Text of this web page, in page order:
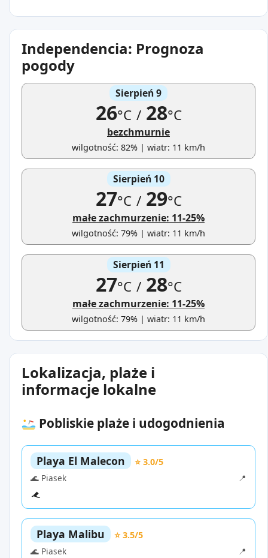
Independencia: Prognoza
pogody
Sierpień 9
26°C /28°C
bezchmurnie
wilgotność: 82% | wiatr: 11 km/h
Sierpień 10
27°C /29°C
małe zachmurzenie: 11-25%
wilgotność: 79% | wiatr: 11 km/h
Sierpień 11
27°C /28°C
małe zachmurzenie: 11-25%
wilgotność: 79% | wiatr: 11 km/h
Lokalizacja, plaże i
informacje lokalne
Pobliskie plaże i udogodnienia
Playa El Malecon
⭐ 3.0/5
🌊 Piasek
📍
Playa Malibu
⭐ 3.5/5
🌊 Piasek
📍